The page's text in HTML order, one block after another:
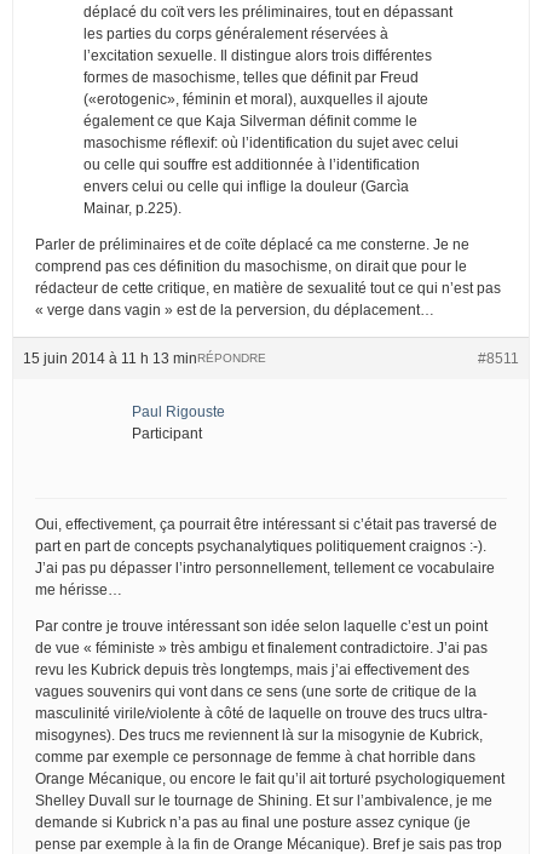
déplacé du coït vers les préliminaires, tout en dépassant
les parties du corps généralement réservées à
l’excitation sexuelle. Il distingue alors trois différentes
formes de masochisme, telles que définit par Freud
(«erotogenic», féminin et moral), auxquelles il ajoute
également ce que Kaja Silverman définit comme le
masochisme réflexif: où l’identification du sujet avec celui
ou celle qui souffre est additionnée à l’identification
envers celui ou celle qui inflige la douleur (Garcìa
Mainar, p.225).
Parler de préliminaires et de coïte déplacé ca me consterne. Je ne
comprend pas ces définition du masochisme, on dirait que pour le
rédacteur de cette critique, en matière de sexualité tout ce qui n’est pas
« verge dans vagin » est de la perversion, du déplacement…
15 juin 2014 à 11 h 13 min #8511
RÉPONDRE
Paul Rigouste
Participant
Oui, effectivement, ça pourrait être intéressant si c’était pas traversé de
part en part de concepts psychanalytiques politiquement craignos :-).
J’ai pas pu dépasser l’intro personnellement, tellement ce vocabulaire
me hérisse…
Par contre je trouve intéressant son idée selon laquelle c’est un point
de vue « féministe » très ambigu et finalement contradictoire. J’ai pas
revu les Kubrick depuis très longtemps, mais j’ai effectivement des
vagues souvenirs qui vont dans ce sens (une sorte de critique de la
masculinité virile/violente à côté de laquelle on trouve des trucs ultra-
misogynes). Des trucs me reviennent là sur la misogynie de Kubrick,
comme par exemple ce personnage de femme à chat horrible dans
Orange Mécanique, ou encore le fait qu’il ait torturé psychologiquement
Shelley Duvall sur le tournage de Shining. Et sur l’ambivalence, je me
demande si Kubrick n’a pas au final une posture assez cynique (je
pense par exemple à la fin de Orange Mécanique). Bref je sais pas trop